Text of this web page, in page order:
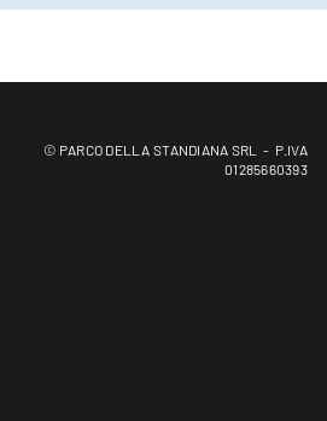
© PARCO DELLA STANDIANA SRL - P.IVA
01285660393